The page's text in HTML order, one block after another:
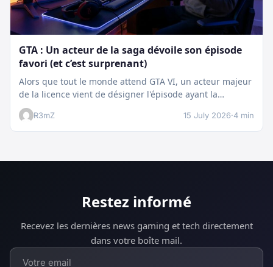
GTA : Un acteur de la saga dévoile son épisode
favori (et c’est surprenant)
Alors que tout le monde attend GTA VI, un acteur majeur
de la licence vient de désigner l'épisode ayant la…
R3mZ 15 July 2026·4 min
Restez informé
Recevez les dernières news gaming et tech directement
dans votre boîte mail.